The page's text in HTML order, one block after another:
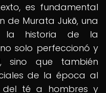
es fundamental
de Murata Jukō, una
la historia de la
solo perfeccionó y
sino que también
de la época al
del té a hombres y